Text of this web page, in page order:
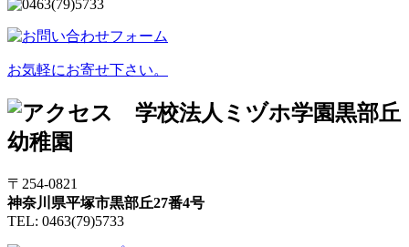
お気軽にお寄せ下さい。
〒254-0821
神奈川県平塚市黒部丘27番4号
TEL: 0463(79)5733